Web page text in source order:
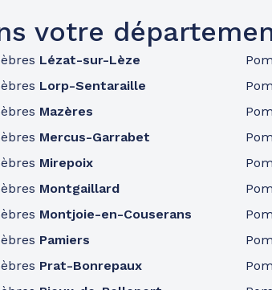
votre
Lézat-sur-Lèze
Lorp-Sentaraille
Mazères
Mercus-Garrabet
Mirepoix
Montgaillard
Montjoie-en-Couserans
Pamiers
Prat-Bonrepaux